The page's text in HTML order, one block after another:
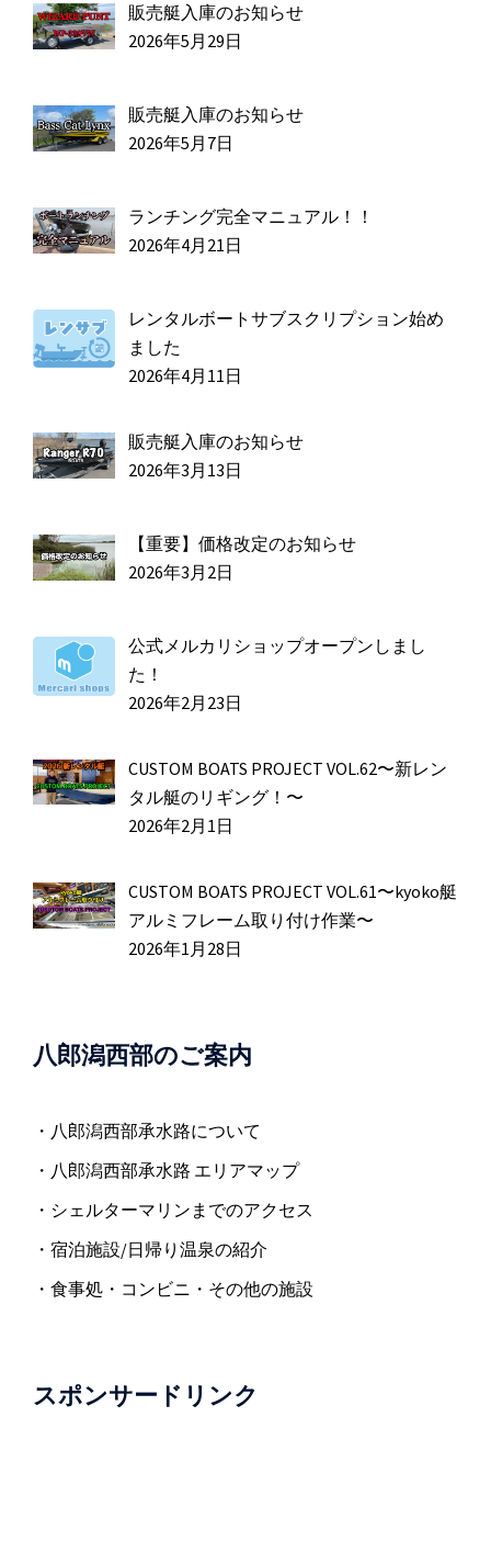
販売艇入庫のお知らせ
2026年5月29日
販売艇入庫のお知らせ
2026年5月7日
ランチング完全マニュアル！！
2026年4月21日
レンタルボートサブスクリプション始め
ました
2026年4月11日
販売艇入庫のお知らせ
2026年3月13日
【重要】価格改定のお知らせ
2026年3月2日
公式メルカリショップオープンしまし
た！
2026年2月23日
CUSTOM BOATS PROJECT VOL.62〜新レン
タル艇のリギング！〜
2026年2月1日
CUSTOM BOATS PROJECT VOL.61〜kyoko艇
アルミフレーム取り付け作業〜
2026年1月28日
八郎潟西部のご案内
・八郎潟西部承水路について
・八郎潟西部承水路 エリアマップ
・シェルターマリンまでのアクセス
・宿泊施設/日帰り温泉の紹介
・食事処・コンビニ・その他の施設
スポンサードリンク